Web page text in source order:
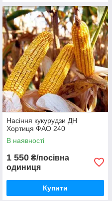
Насіння кукурудзи ДН
Хортиця ФАО 240
В наявності
1 550 ₴/посівна
одиниця
Купити